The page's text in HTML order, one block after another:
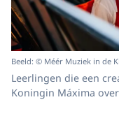
Beeld: © Méér Muziek in de
Leerlingen die een
Koningin Máxima